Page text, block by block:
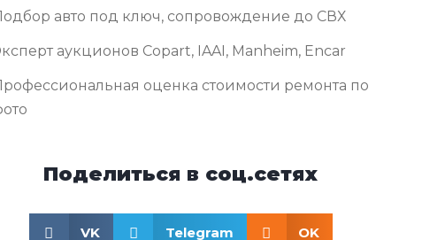
авто под ключ, сопровождение до СВХ
аукционов Copart, IAAI, Manheim, Encar
оценка стоимости ремонта по
Поделиться в соц.сетях
VK Telegram OK